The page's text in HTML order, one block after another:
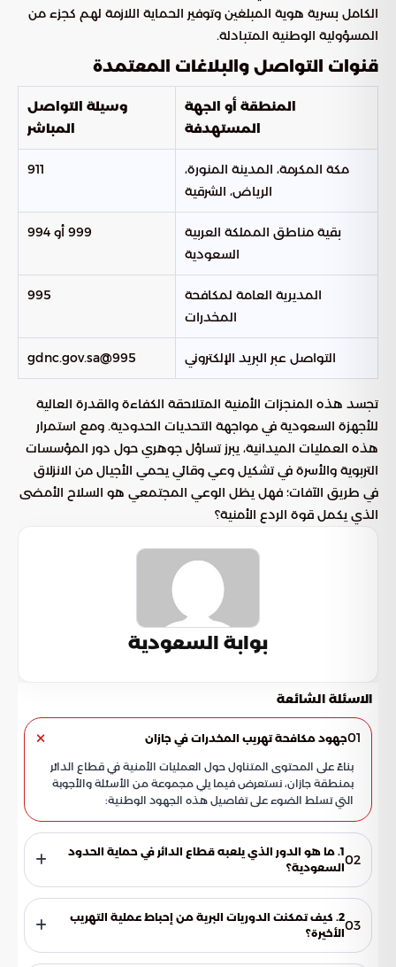
الكامل بسرية هوية المبلغين وتوفير الحماية اللازمة لهم كجزء من
المسؤولية الوطنية المتبادلة.
قنوات التواصل والبلاغات المعتمدة
المنطقة أو الجهة
المستهدفة
وسيلة التواصل
المباشر
مكة المكرمة، المدينة المنورة،
الرياض، الشرقية
911
بقية مناطق المملكة العربية
السعودية
999 أو 994
المديرية العامة لمكافحة
المخدرات
995
التواصل عبر البريد الإلكتروني 995@gdnc.gov.sa
تجسد هذه المنجزات الأمنية المتلاحقة الكفاءة والقدرة العالية
للأجهزة السعودية في مواجهة التحديات الحدودية. ومع استمرار
هذه العمليات الميدانية، يبرز تساؤل جوهري حول دور المؤسسات
التربوية والأسرة في تشكيل وعي وقائي يحمي الأجيال من الانزلاق
في طريق الآفات؛ فهل يظل الوعي المجتمعي هو السلاح الأمضى
الذي يكمل قوة الردع الأمنية؟
بوابة السعودية
الاسئلة الشائعة
01جهود مكافحة تهريب المخدرات في جازان
بناءً على المحتوى المتناول حول العمليات الأمنية في قطاع الدائر
بمنطقة جازان، نستعرض فيما يلي مجموعة من الأسئلة والأجوبة
التي تسلط الضوء على تفاصيل هذه الجهود الوطنية:
02 1. ما هو الدور الذي يلعبه قطاع الدائر في حماية الحدود
السعودية؟
يعتبر قطاع الدائر في منطقة جازان جبهة حيوية لتنفيذ العمليات
النوعية التي تعكس الجاهزية الاستخباراتية والقتالية العالية. تساهم
هذه العمليات في إحباط محاولات التهريب الكبرى التي تستهدف
الجريمة المنظمة.
03 2. كيف تمكنت الدوريات البرية من إحباط عملية التهريب
الأخيرة؟
نجحت الدوريات البرية لحرس الحدود في فرض سيطرة أمنية مطلقة